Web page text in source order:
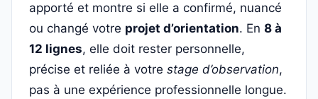
apporté et montre si elle a confirmé, nuancé
ou changé votre projet d’orientation. En 8 à
12 lignes, elle doit rester personnelle,
précise et reliée à votre stage d’observation,
pas à une expérience professionnelle longue.